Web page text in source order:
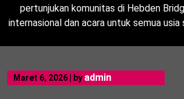
pertunjukan komunitas di Hebden
internasional dan acara untuk semua usia
Maret 6, 2026 by admin